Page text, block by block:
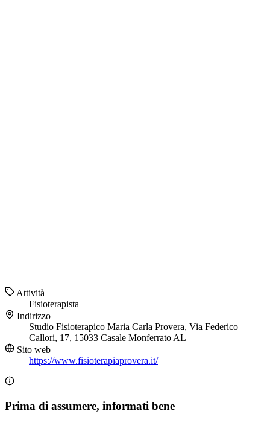
Attività
Fisioterapista
Indirizzo
Studio Fisioterapico Maria Carla Provera, Via Federico
Callori, 17, 15033 Casale Monferrato AL
Sito web
https://www.fisioterapiaprovera.it/
Prima di assumere, informati bene